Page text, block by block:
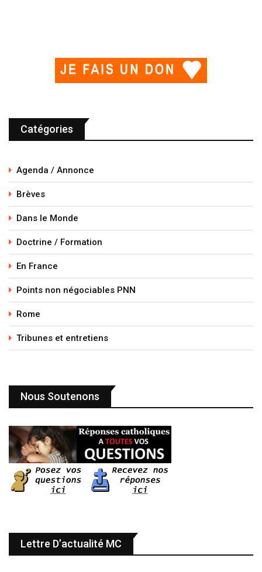
Catégories
Agenda / Annonce
Brèves
Dans le Monde
Doctrine / Formation
En France
Points non négociables PNN
Rome
Tribunes et entretiens
Nous Soutenons
Lettre D’actualité MC